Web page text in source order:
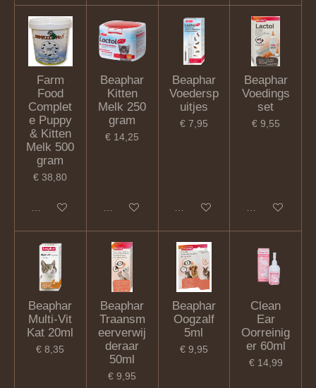
Farm
Food
Complet
e Puppy
& Kitten
Melk 500
gram
€ 38,80
In winkelwagen
Beaphar
Kitten
Melk 250
gram
€ 14,25
In winkelwagen
Beaphar
Voedersp
uitjes
€ 7,95
In winkelwagen
Beaphar
Voedings
set
€ 9,55
In winkelwagen
Beaphar
Multi-Vit
Kat 20ml
€ 8,35
Beaphar
Traansm
eerverwij
deraar
50ml
€ 9,95
Beaphar
Oogzalf
5ml
€ 9,95
Clean
Ear
Oorreinig
er 60ml
€ 14,99